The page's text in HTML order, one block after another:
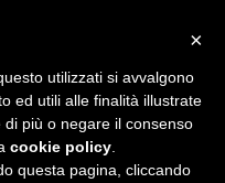
×
utilizzati si avvalgono
ed utili alle finalità illustrate
più o negare il consenso
cookie policy
questa pagina, cliccando